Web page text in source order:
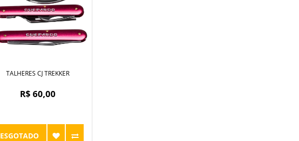
TALHERES CJ TREKKER
R$ 60,00
ESGOTADO